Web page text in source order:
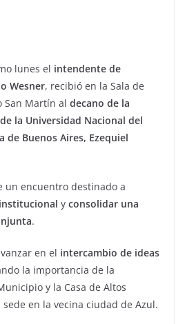
lunes el intendente de
Wesner, recibió en la Sala de
San Martín al decano de la
la Universidad Nacional del
de Buenos Aires, Ezequiel
un encuentro destinado a
y consolidar una
.
en el intercambio de ideas
la importancia de la
y la Casa de Altos
en la vecina ciudad de Azul.